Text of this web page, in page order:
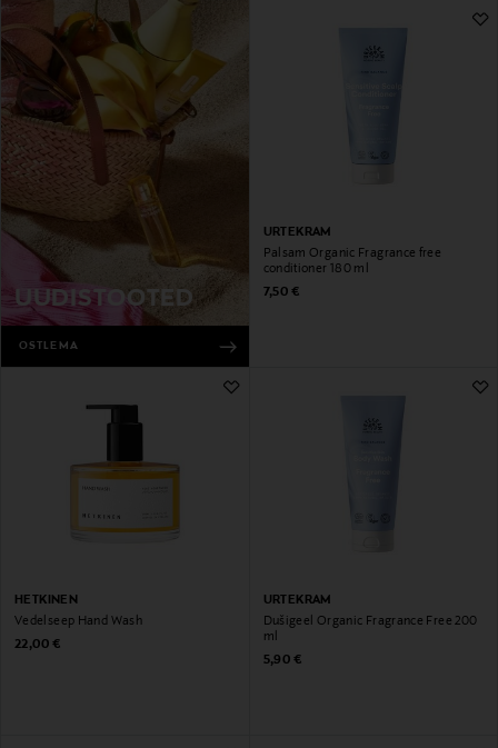
UUDISTOOTED
OSTLEMA
URTEKRAM
Palsam Organic Fragrance free
conditioner 180 ml
Original Price
7,50 €
HETKINEN
Vedelseep Hand Wash
Original Price
22,00 €
URTEKRAM
Dušigeel Organic Fragrance Free 200
ml
Original Price
5,90 €